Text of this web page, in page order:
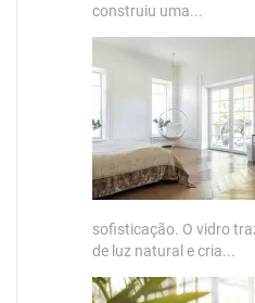
construiu uma...
sofisticação. O vidro
de luz natural e cria...